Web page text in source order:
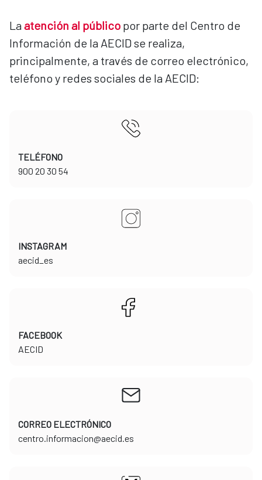
Laatención al público por parte del Centro de
Información de la AECID se realiza,
principalmente, a través de correo electrónico,
teléfono y redes sociales de la AECID:
TELÉFONO
​​​​​​​900 20 30 54
INSTAGRAM
​​​​​​​aecid_es
FACEBOOK
​​​​​​​AECID
CORREO ELECTRÓNICO
​​​​​​​centro.informacion@aecid.es